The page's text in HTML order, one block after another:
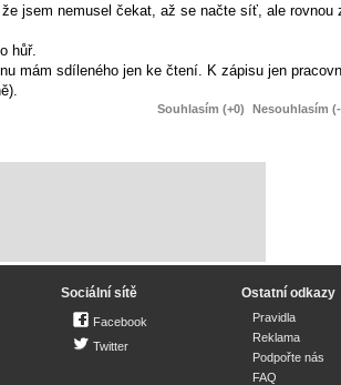
jsem nemusel čekat, až se načte síť, ale rovnou
hůř.
mám sdíleného jen ke čtení. K zápisu jen
Souhlasím (+0) Nesouhlasím
Sociální sítě
Facebook
Twitter
Ostatní odkazy
Pravidla
Reklama
Podpořte nás
FAQ